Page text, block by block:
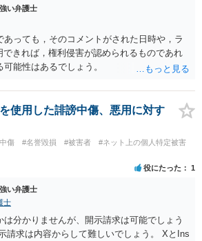
い弁護士
あっても，そのコメントがされた日時や，ラ
できれば，権利侵害が認められるものであれ
能性はあるでしょう。
使用した誹謗中傷、悪用に対す
傷 #名誉毀損 #被害者
#ネット上の個人特定被害
役にたった 1
い弁護士
士
分かりませんが、開示請求は可能でしょう
請求は内容からして難しいでしょう。 XとIns